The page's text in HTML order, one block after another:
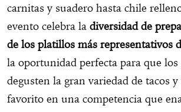
carnitas y suadero hasta chile
evento celebra la diversidad de
de los platillos más representativos
la oportunidad perfecta para que los
degusten la gran variedad de tacos
favorito en una competencia que